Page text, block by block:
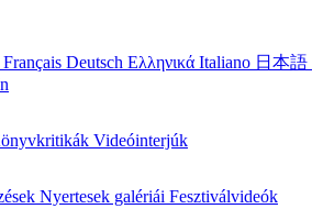
Français Deutsch Ελληνικά Italiano 日本語
Videóinterjúk
Nyertesek galériái Fesztiválvideók